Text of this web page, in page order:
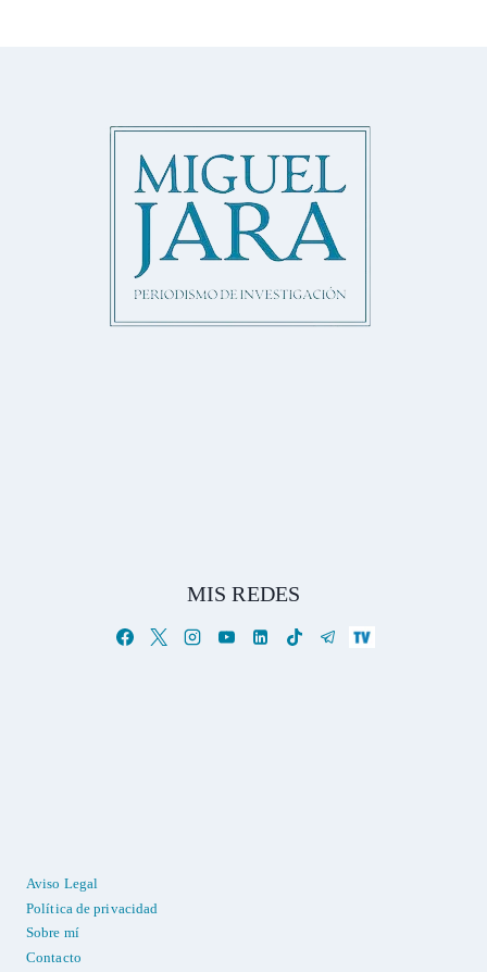
MIS REDES
Aviso Legal
Política de privacidad
Sobre mí
Contacto